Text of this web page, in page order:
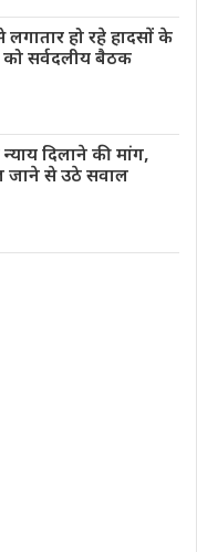
लगातार हो रहे हादसों के
सर्वदलीय बैठक
न्याय दिलाने की मांग,
जाने से उठे सवाल